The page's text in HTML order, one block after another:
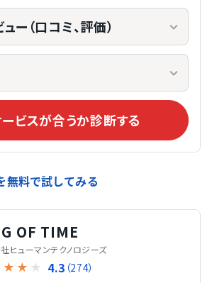
ー（口コミ、評価）
ビスが合うか診断する
無料で試してみる
OF TIME
ヒューマンテクノロジーズ
★ ★ ★ 4.3 （274）